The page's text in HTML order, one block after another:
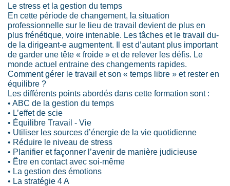
Le stress et la gestion du temps
En cette période de changement, la situation
professionnelle sur le lieu de travail devient de plus en
plus frénétique, voire intenable. Les tâches et le travail du-
de la dirigeant-e augmentent. Il est d’autant plus important
de garder une tête « froide » et de relever les défis. Le
monde actuel entraine des changements rapides.
Comment gérer le travail et son « temps libre » et rester en
équilibre ?
Les différents points abordés dans cette formation sont :
• ABC de la gestion du temps
• L’effet de scie
• Équilibre Travail - Vie
• Utiliser les sources d’énergie de la vie quotidienne
• Réduire le niveau de stress
• Planifier et façonner l’avenir de manière judicieuse
• Être en contact avec soi-même
• La gestion des émotions
• La stratégie 4 A